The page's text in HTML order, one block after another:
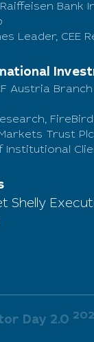
Bank
Leader, CEE
Austria
Trust Plc
Institutional
Shelly
Day 2.0